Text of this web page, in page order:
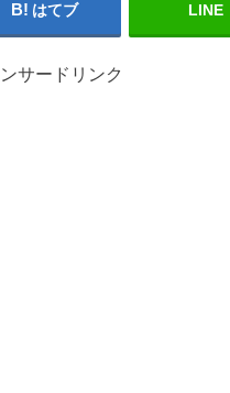
はてブ LINE
サードリンク